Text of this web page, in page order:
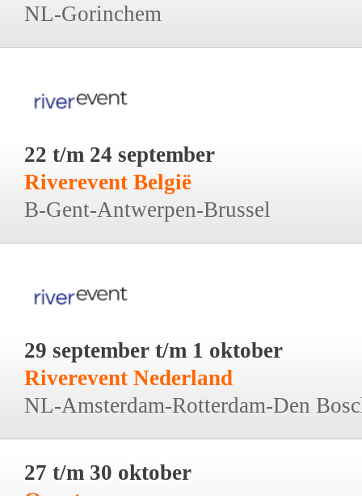
NL-Gorinchem
22 t/m 24 september
Riverevent België
B-Gent-Antwerpen-Brussel
29 september t/m 1 oktober
Riverevent Nederland
NL-Amsterdam-Rotterdam-Den
27 t/m 30 oktober